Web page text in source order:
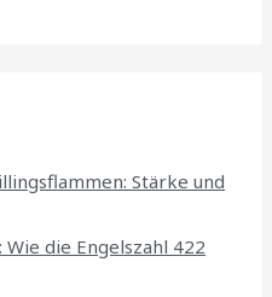
Stärke und
die Engelszahl 422